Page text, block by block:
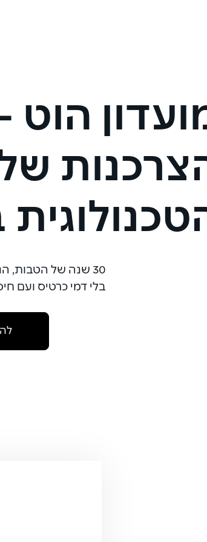
הוט
30 שנה של הטבות, הנחות וחיסכון חכם –
בלי דמי כרטיס ועם חיסכון